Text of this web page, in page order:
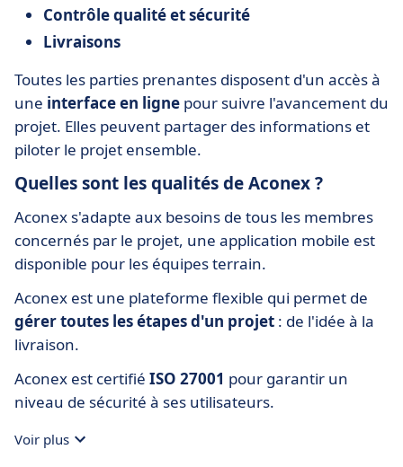
Contrôle qualité et sécurité
Livraisons
Toutes les parties prenantes disposent d'un accès à
une interface en ligne pour suivre l'avancement du
projet. Elles peuvent partager des informations et
piloter le projet ensemble.
Quelles sont les qualités de Aconex ?
Aconex s'adapte aux besoins de tous les membres
concernés par le projet, une application mobile est
disponible pour les équipes terrain.
Aconex est une plateforme flexible qui permet de
gérer toutes les étapes d'un projet : de l'idée à la
livraison.
Aconex est certifié ISO 27001 pour garantir un
niveau de sécurité à ses utilisateurs.
Voir plus